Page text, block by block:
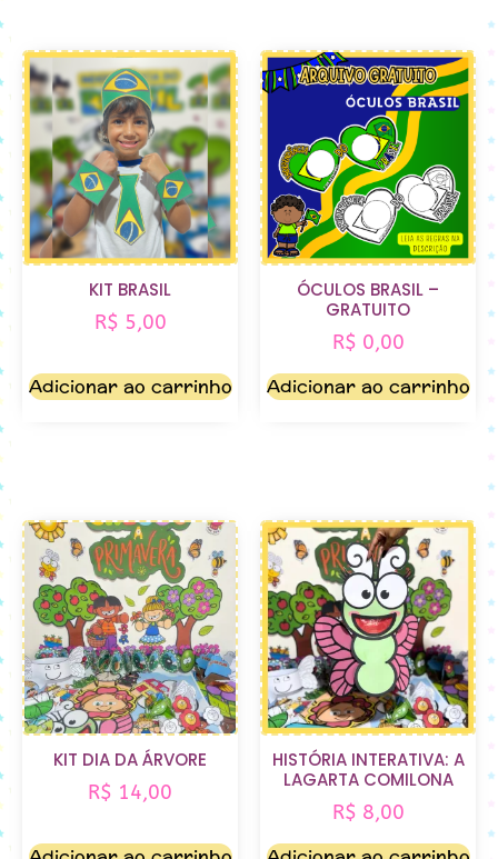
KIT BRASIL
R$ 5,00
Adicionar ao carrinho
ÓCULOS BRASIL –
GRATUITO
R$ 0,00
Adicionar ao carrinho
KIT DIA DA ÁRVORE
R$ 14,00
HISTÓRIA INTERATIVA: A
LAGARTA COMILONA
R$ 8,00